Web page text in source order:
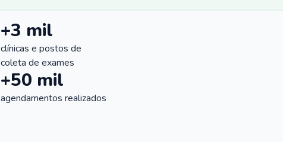
+3 mil
clínicas e postos de
coleta de exames
+50 mil
agendamentos realizados